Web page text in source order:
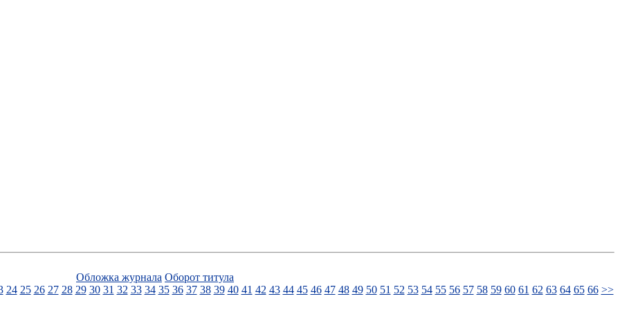
Обложка журнала Оборот титула
24 25 26 27 28 29 30 31 32 33 34 35 36 37 38 39 40 41 42 43 44 45 46 47 48 49 50 51 52 53 54 55 56 57 58 59 60 61 62 63 64 65 66 >>